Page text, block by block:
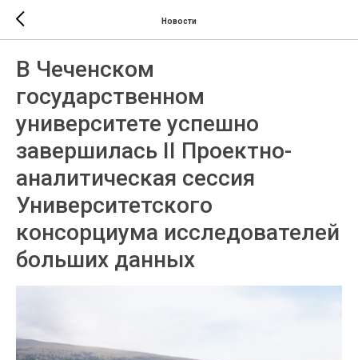
Новости
В Чеченском
государственном
университете успешно
завершилась II Проектно-
аналитическая сессия
Университетского
консорциума исследователей
больших данных